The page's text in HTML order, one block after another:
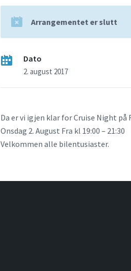
Arrangementet er slutt
Dato
2. august 2017
Da er vi igjen klar for Cruise Night på
Onsdag 2. August Fra kl 19:00 – 21:30
Velkommen alle bilentusiaster.